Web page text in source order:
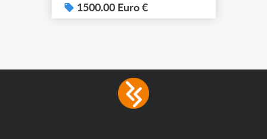
system – seven colour
LEDs providing the
consumption The
permanence of a 50,000-
1500.00 Euro €